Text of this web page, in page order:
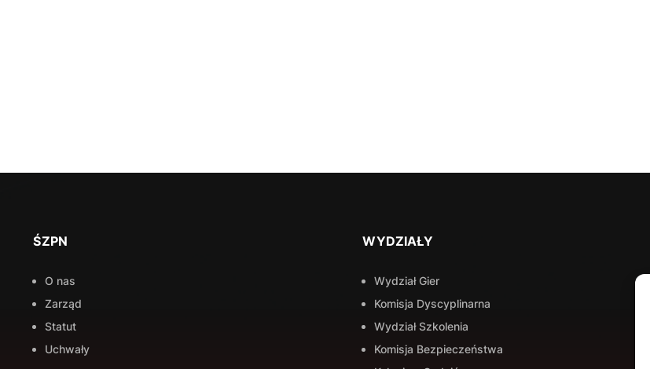
ŚZPN
O nas
Zarząd
Statut
Uchwały
WYDZIAŁY
Wydział Gier
Komisja Dyscyplinarna
Wydział Szkolenia
Komisja Bezpieczeństwa